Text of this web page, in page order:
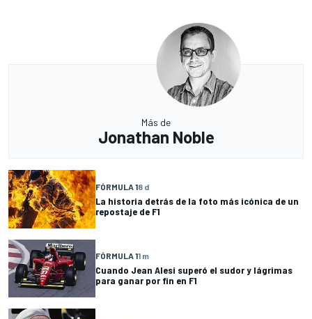
Más de
Jonathan Noble
FÓRMULA 18 d
La historia detrás de la foto más icónica de un
repostaje de F1
FÓRMULA 11 m
Cuando Jean Alesi superó el sudor y lágrimas
para ganar por fin en F1